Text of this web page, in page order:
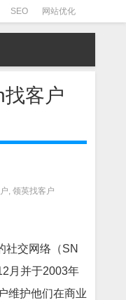
SEO 网站优化
营销技巧
客户
, 领英找客户
社交网络（SN
月并于2003年
维护他们在商业